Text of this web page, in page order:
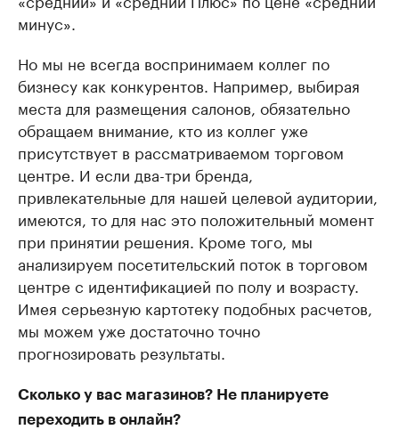
минус».
Но мы не всегда воспринимаем коллег по
бизнесу как конкурентов. Например, выбирая
места для размещения салонов, обязательно
обращаем внимание, кто из коллег уже
присутствует в рассматриваемом торговом
центре. И если два-три бренда,
привлекательные для нашей целевой аудитории,
имеются, то для нас это положительный момент
при принятии решения. Кроме того, мы
анализируем посетительский поток в торговом
центре с идентификацией по полу и возрасту.
Имея серьезную картотеку подобных расчетов,
мы можем уже достаточно точно
прогнозировать результаты.
Сколько у вас магазинов? Не планируете
переходить в онлайн?